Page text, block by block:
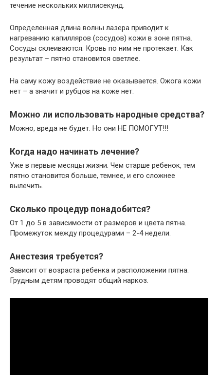
течение нескольких миллисекунд.
Определенная длина волны лазера приводит к
нагреванию капилляров (сосудов) кожи в зоне пятна.
Сосуды склеиваются. Кровь по ним не протекает. Как
результат – пятно становится светлее.
На саму кожу воздействие не оказывается. Ожога кожи
нет – а значит и рубцов на коже нет.
Можно ли использовать народные средства?
Можно, вреда не будет. Но они НЕ ПОМОГУТ!!!
Когда надо начинать лечение?
Уже в первые месяцы жизни. Чем старше ребенок, тем
пятно становится больше, темнее, и его сложнее
вылечить.
Сколько процедур понадобится?
От 1 до 5 в зависимости от размеров и цвета пятна.
Промежуток между процедурами – 2-4 недели.
Анестезия требуется?
Зависит от возраста ребенка и расположении пятна.
Грудным детям проводят общий наркоз.